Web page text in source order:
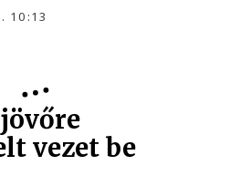
10:13
vezet be